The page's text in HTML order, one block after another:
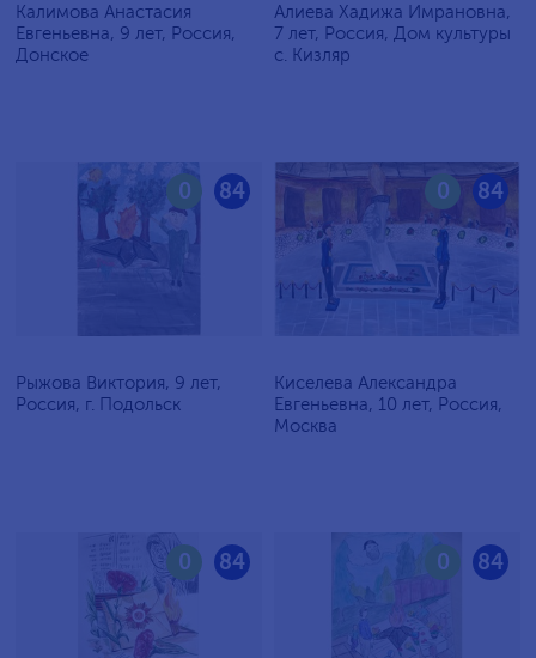
Калимова Анастасия
Евгеньевна, 9 лет, Россия,
Донское
Алиева Хадижа Имрановна,
7 лет, Россия, Дом культуры
с. Кизляр
84
0
Рыжова Виктория, 9 лет,
Россия, г. Подольск
84
0
Киселева Александра
Евгеньевна, 10 лет, Россия,
Москва
84
0 84
0